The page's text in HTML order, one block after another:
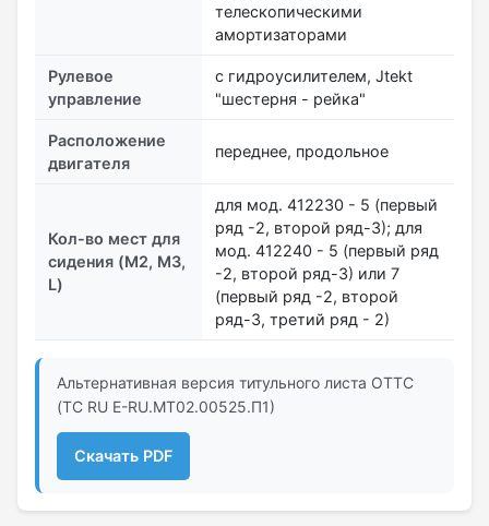
телескопическими
амортизаторами
Рулевое
управление
с гидроусилителем, Jtekt
"шестерня - рейка"
Расположение
двигателя
переднее, продольное
Кол-во мест для
сидения (M2, M3,
L)
для мод. 412230 - 5 (первый
ряд -2, второй ряд-3); для
мод. 412240 - 5 (первый ряд
-2, второй ряд-3) или 7
(первый ряд -2, второй
ряд-3, третий ряд - 2)
Альтернативная версия титульного листа ОТТС
(ТС RU Е-RU.МТ02.00525.П1)
Скачать PDF